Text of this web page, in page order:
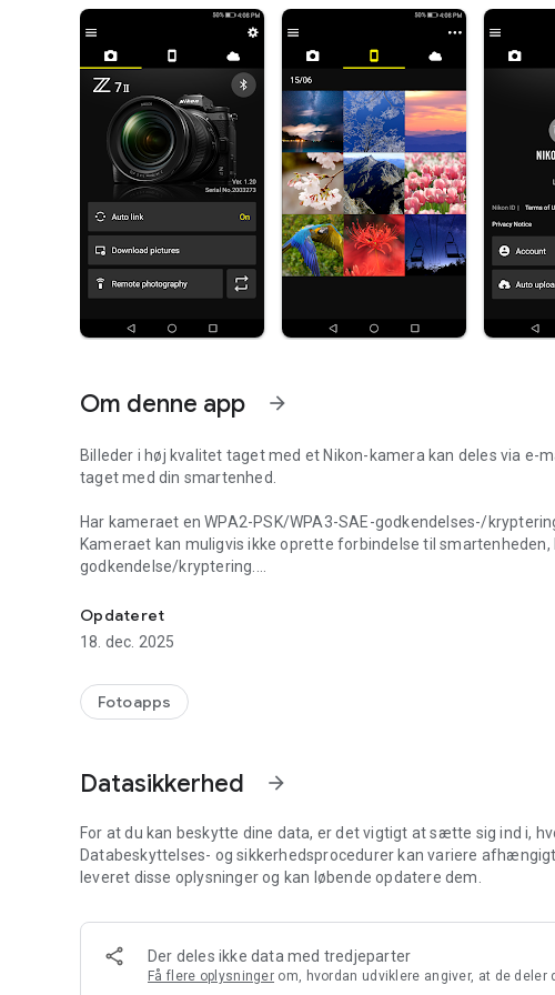
Om denne app arrow_forward
Billeder i høj kvalitet taget med et Nikon-kamera kan deles via e-
taget med din smartenhed.
Har kameraet en WPA2-PSK/WPA3-SAE-godkendelses-/
Kameraet kan muligvis ikke oprette forbindelse til smartenheden,
godkendelse/kryptering.
I dette tilfælde skal du skifte kameraets godkendelses-/
Understøttede digitalkameraer fra oktober 2025
ZR, Z9, Z8, Z7II, Z7, Z6III, Z6II, Z6, Z5II, Z5, Zf, Zfc, Z50II, Z50, Z30,
Det foregående kan omfatte modeller, der ikke er tilgængelige i
Brug en computer til at downloade den nyeste kamerafirmware
kameramodel kan du downloade dit kameras firmware via
http://downloadcenter.nikonimglib.com/
Hovedfunktioner
- Når kameraet er parret med din smartenhed, kan nye fotos
- Juster kameraindstillingerne og tag fotos.
- Se billederne på og download fotos fra kameraet.
Opdateret
18. dec. 2025
Fotoapps
Datasikkerhed arrow_forward
For at du kan beskytte dine data, er det vigtigt at sætte sig ind i,
Databeskyttelses- og sikkerhedsprocedurer kan variere
leveret disse oplysninger og kan løbende opdatere dem.
Der deles ikke data med tredjeparter
Få flere oplysninger om, hvordan udviklere angiver, at de deler